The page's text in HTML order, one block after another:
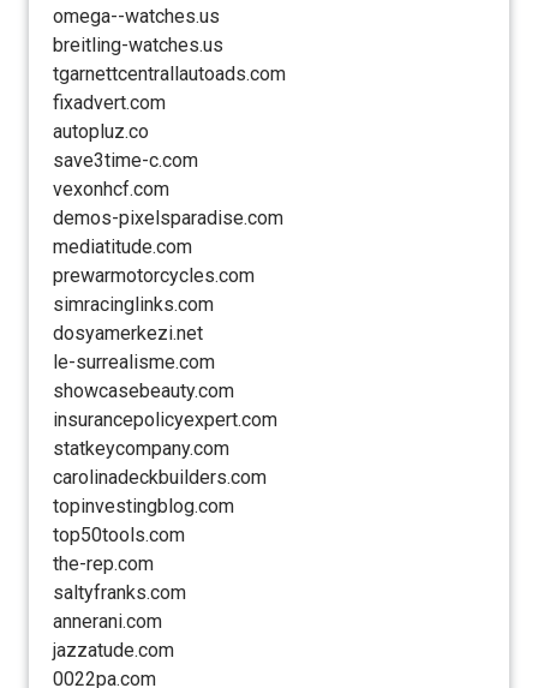
omega--watches.us
breitling-watches.us
tgarnettcentrallautoads.com
fixadvert.com
autopluz.co
save3time-c.com
vexonhcf.com
demos-pixelsparadise.com
mediatitude.com
prewarmotorcycles.com
simracinglinks.com
dosyamerkezi.net
le-surrealisme.com
showcasebeauty.com
insurancepolicyexpert.com
statkeycompany.com
carolinadeckbuilders.com
topinvestingblog.com
top50tools.com
the-rep.com
saltyfranks.com
annerani.com
jazzatude.com
0022pa.com